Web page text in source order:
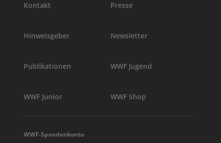
Kontakt Presse
Hinweisgeber Newsletter
Publikationen WWF Jugend
WWF Junior WWF Shop
WWF-Spendenkonto